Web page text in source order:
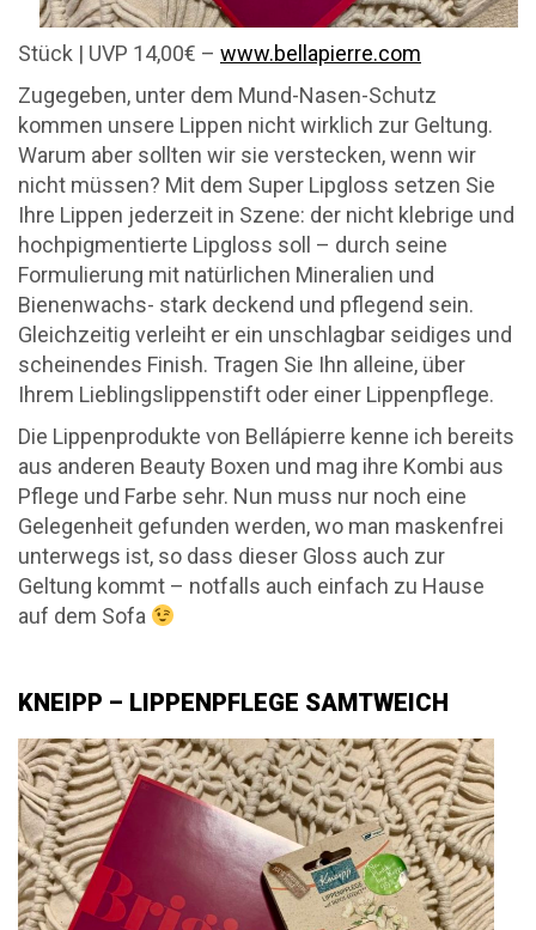
Stück | UVP 14,00€ – www.bellapierre.com
Zugegeben, unter dem Mund-Nasen-Schutz
kommen unsere Lippen nicht wirklich zur Geltung.
Warum aber sollten wir sie verstecken, wenn wir
nicht müssen? Mit dem Super Lipgloss setzen Sie
Ihre Lippen jederzeit in Szene: der nicht klebrige und
hochpigmentierte Lipgloss soll – durch seine
Formulierung mit natürlichen Mineralien und
Bienenwachs- stark deckend und pflegend sein.
Gleichzeitig verleiht er ein unschlagbar seidiges und
scheinendes Finish. Tragen Sie Ihn alleine, über
Ihrem Lieblingslippenstift oder einer Lippenpflege.
Die Lippenprodukte von Bellápierre kenne ich bereits
aus anderen Beauty Boxen und mag ihre Kombi aus
Pflege und Farbe sehr. Nun muss nur noch eine
Gelegenheit gefunden werden, wo man maskenfrei
unterwegs ist, so dass dieser Gloss auch zur
Geltung kommt – notfalls auch einfach zu Hause
auf dem Sofa
KNEIPP – LIPPENPFLEGE SAMTWEICH